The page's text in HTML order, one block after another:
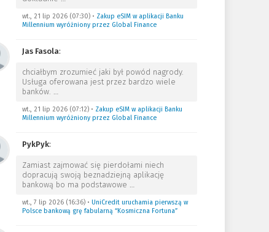
wt., 21 lip 2026 (07:30)• Zakup eSIM w aplikacji Banku
Millennium wyróżniony przez Global Finance
Jas Fasola:
chciałbym zrozumieć jaki był powód nagrody.
Usługa oferowana jest przez bardzo wiele
banków. …
wt., 21 lip 2026 (07:12)• Zakup eSIM w aplikacji Banku
Millennium wyróżniony przez Global Finance
PykPyk:
Zamiast zajmować się pierdołami niech
dopracują swoją beznadziejną aplikację
bankową bo ma podstawowe …
wt., 7 lip 2026 (16:36)• UniCredit uruchamia pierwszą w
Polsce bankową grę fabularną “Kosmiczna Fortuna”